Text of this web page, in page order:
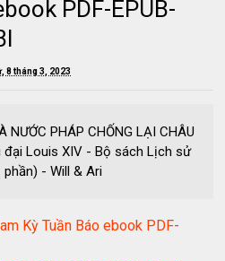
PDF-EPUB-
8 tháng 3, 2023
NƯỚC PHÁP CHỐNG LẠI CHÂU
đại Louis XIV - Bộ sách Lịch sử
- Will & Ari
Kỳ Tuần Báo ebook PDF-